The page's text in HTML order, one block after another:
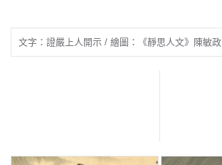
文字：證嚴上人開示 / 繪圖：《靜思人文》陳敏政